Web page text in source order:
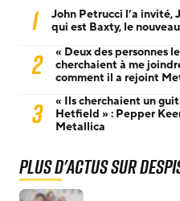
1
John Petrucci l’a invité,
qui est Baxty, le
2
« Deux des personnes
cherchaient à me
comment il a rejoint
3
« Ils cherchaient un
Hetfield » : Pepper
Metallica
Plus d'actus sur